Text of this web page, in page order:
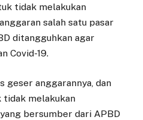
tidak melakukan
salah satu pasar
ditangguhkan agar
Covid-19.
geser anggarannya, dan
tidak melakukan
bersumber dari APBD